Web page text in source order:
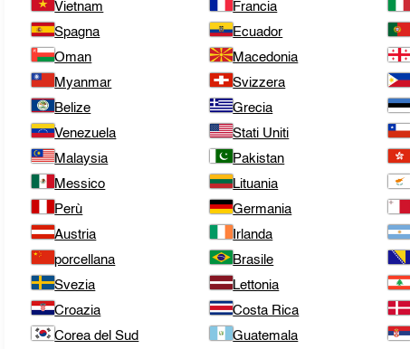
Vietnam
Francia
Spagna
Ecuador
Oman
Macedonia
Myanmar
Svizzera
Belize
Grecia
Venezuela
Stati Uniti
Malaysia
Pakistan
Messico
Lituania
Perù
Germania
Austria
Irlanda
porcellana
Brasile
Svezia
Lettonia
Croazia
Costa Rica
Corea del Sud
Guatemala